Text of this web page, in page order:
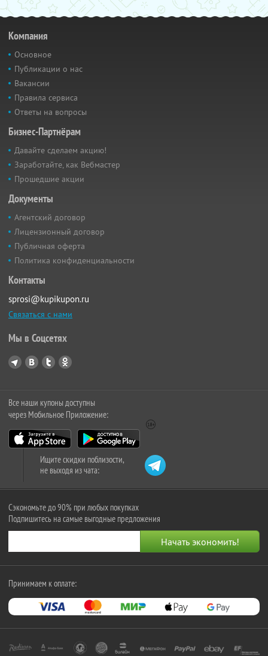
Компания
Основное
Публикации о нас
Вакансии
Правила сервиса
Ответы на вопросы
Бизнес-Партнёрам
Давайте сделаем акцию!
Заработайте, как Вебмастер
Прошедшие акции
Документы
Агентский договор
Лицензионный договор
Публичная оферта
Политика конфиденциальности
Контакты
sprosi@kupikupon.ru
Связаться с нами
Мы в Соцсетях
Все наши купоны доступны
через Мобильное Приложение:
Ищите скидки поблизости,
не выходя из чата:
Сэкономьте до 90% при любых покупках
Подпишитесь на самые выгодные предложения
Принимаем к оплате: